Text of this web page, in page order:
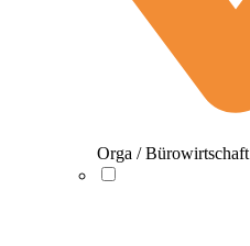
Orga / Bürowirtschaft